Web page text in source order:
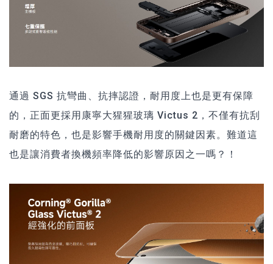
通過 SGS 抗彎曲、抗摔認證，耐用度上也是更有保障
的，正面更採用康寧大猩猩玻璃 Victus 2，不僅有抗刮
耐磨的特色，也是影響手機耐用度的關鍵因素。難道這
也是讓消費者換機頻率降低的影響原因之一嗎？！